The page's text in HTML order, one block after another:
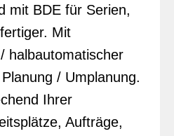
mit BDE für Serien,
Mit
halbautomatischer
/ Umplanung.
Ihrer
Aufträge,